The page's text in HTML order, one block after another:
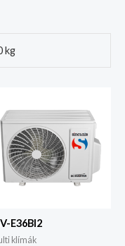
kg
E36BI2
klímák